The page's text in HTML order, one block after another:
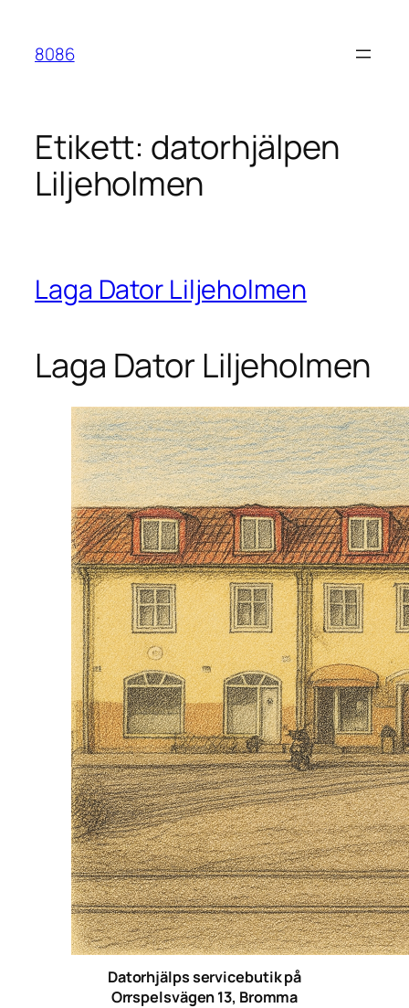
innehåll
8086
Etikett: datorhjälpen
Liljeholmen
Laga Dator Liljeholmen
Laga Dator Liljeholmen
Datorhjälps servicebutik på
Orrspelsvägen 13, Bromma